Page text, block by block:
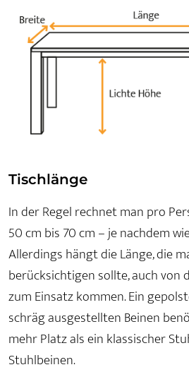
Tischlänge
In der Regel rechnet man pro
50 cm bis 70 cm – je nachdem
Allerdings hängt die Länge, die
berücksichtigen sollte, auch von
zum Einsatz kommen. Ein
schräg ausgestellten Beinen
mehr Platz als ein klassischer
Stuhlbeinen.